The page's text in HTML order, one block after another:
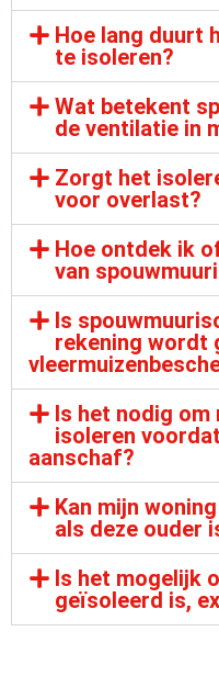
Hoe lang duurt
te isoleren?
Wat betekent
de ventilatie in
Zorgt het
voor overlast?
Hoe ontdek ik
van
Is
rekening wordt
Is het nodig om
isoleren
aanschaf?
Kan mijn
als deze ouder
Is het mogelijk
geïsoleerd is,